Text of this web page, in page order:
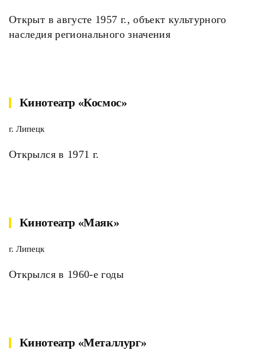
Открыт в августе 1957 г., объект культурного
наследия регионального значения
Кинотеатр «Космос»
г. Липецк
Открылся в 1971 г.
Кинотеатр «Маяк»
г. Липецк
Открылся в 1960-е годы
Кинотеатр «Металлург»